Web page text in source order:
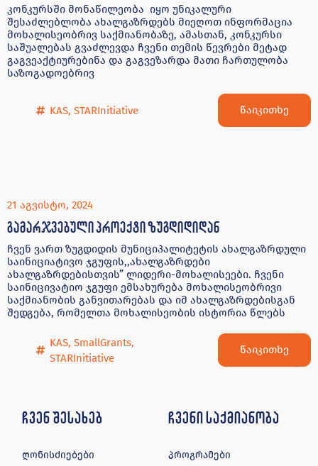
კონკურსში მონაწილეობა იყო უნიკალური
შესაძლებლობა ახალგაზრდებს მიეღოთ ინფორმაცია
მოხალისეობრივ საქმიანობაზე, ამასთან, კონკურსი
საშუალებას გვაძლევდა ჩვენი თემის წევრები მეტად
გაგვეაქტიურებინა და გაგვეზარდა მათი ჩართულობა
საზოგადოებრივ
KAS, STARInitiative წაიკითხე
21 აგვისტო, 2024
გამარჯვებული პროექტი ზუგდიდიდან
ჩვენ ვართ ზუგდიდის მუნიციპალიტეტის ახალგაზრდული
საინიციატივო ჯგუფის,,ახალგაზრდები
ახალგაზრდებისთვის” ლიდერი-მოხალისეები. ჩვენი
საინიცივატიო ჯგუფი ემსახურება მოხალისეობრივი
საქმიანობის განვითარებას და იმ ახალგაზრდებისგან
შედგება, რომელთა მოხალისეობის ისტორია წლებს
KAS, SmallGrants,
STARInitiative
წაიკითხე
ჩვენ შესახებ
ღონისძიებები
ჩვენი საქმიანობა
პროგრამები